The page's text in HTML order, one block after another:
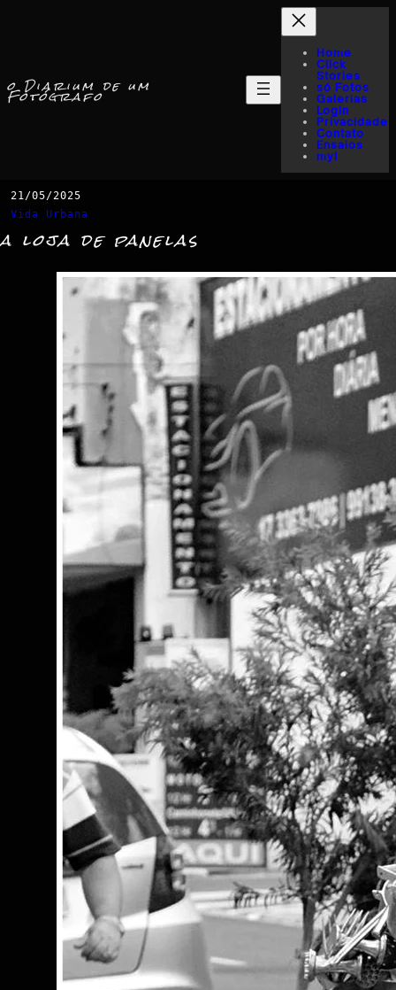
o Diarium de um
Fotógrafo
Home
Click
Stories
só Fotos
Galerias
Login
Privacidade
Contato
Ensaios
myI
21/05/2025
Vida Urbana
a loja de panelas